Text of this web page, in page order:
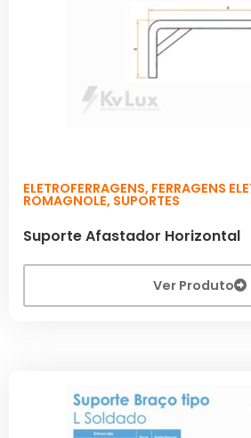
ELETROFERRAGENS, FERRAGENS
ROMAGNOLE, SUPORTES
Suporte Afastador Horizontal
Ver Produto